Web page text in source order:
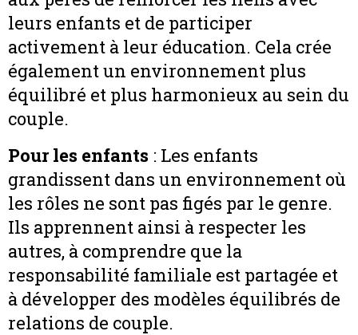
leurs enfants et de participer
activement à leur éducation. Cela crée
également un environnement plus
équilibré et plus harmonieux au sein du
couple.
Pour les enfants : Les enfants
grandissent dans un environnement où
les rôles ne sont pas figés par le genre.
Ils apprennent ainsi à respecter les
autres, à comprendre que la
responsabilité familiale est partagée et
à développer des modèles équilibrés de
relations de couple.